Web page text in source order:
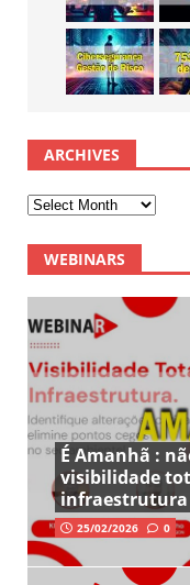
ARCHIVES
WEBINARS
É Amanhã :
visibilidade
infraestrutura
25/02/2026 0